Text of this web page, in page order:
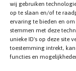
wij gebruiken
op te slaan en/of te
ervaring te bieden en
stemmen met deze
unieke ID's op deze site
toestemming intrekt,
functies en
Vakblad
Adverteren